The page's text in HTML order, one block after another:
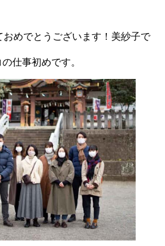
めでとうございます！美紗子で
仕事初めです。